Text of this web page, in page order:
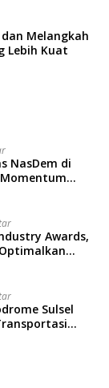
Melangkah
Lebih Kuat
NasDem di
Awards,
Sulsel